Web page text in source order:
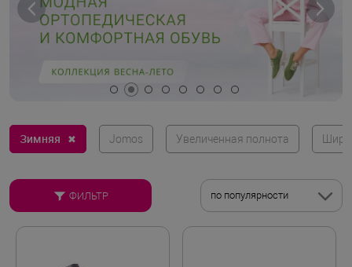
Зимняя ✖ Jomos Увеличенная полнота
ФИЛЬТР по популярности